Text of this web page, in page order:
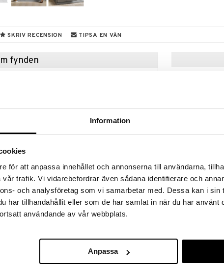
Information
för att anpassa innehållet och annonserna till användarna,
trafik. Vi vidarebefordrar även sådana identifierare och
och analysföretag som vi samarbetar med. Dessa kan i sin
har tillhandahållit eller som de har samlat in när du har använt
användande av vår webbplats.
Anpassa
SKRIV RECENSION TIPSA EN VÄN
fynden
fram till 31/8-2026, men var snabb - dina
kan fort ta slut!
dockskåp med diskbänk, diskho och diskmaskin i
har öppningsbara skåp och lådor och inkluderar
LED-belysning. Lampan tänds genom ett
köksbänken och släcks per automatik efter 15
Lundby Spis +
Kylskåpsset
239 kr